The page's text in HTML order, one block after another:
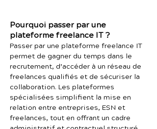
Pourquoi passer par une
plateforme freelance IT ?
Passer par une plateforme freelance IT
permet de gagner du temps dans le
recrutement, d’accéder à un réseau de
freelances qualifiés et de sécuriser la
collaboration. Les plateformes
spécialisées simplifient la mise en
relation entre entreprises, ESN et
freelances, tout en offrant un cadre